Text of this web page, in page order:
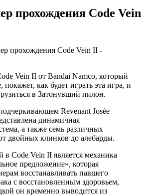
прохождения Code Vein
Vein II от Bandai Namco, который
как будет играть эта игра, и
в Затонувший пилон.
Revenant Josée
​​динамичная
а также семь различных
двойных клинков до алебарды.
в ​​Code Vein II является механика
предложение», которая
восстанавливать павшего
с восстановленным здоровьем,
он временно выводится из